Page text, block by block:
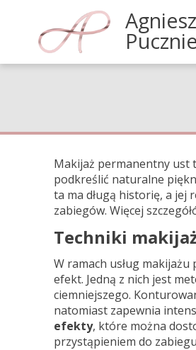
Makijaż permanentny ust
podkreślić naturalne
ta ma długą historię, a jej
zabiegów. Więcej
Techniki
W ramach usług
efekt. Jedną z nich jest
ciemniejszego.
natomiast zapewnia
efekty, które można
przystąpieniem do